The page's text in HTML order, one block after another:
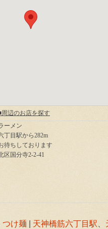
つけ麺 | 天神橋筋六丁目駅